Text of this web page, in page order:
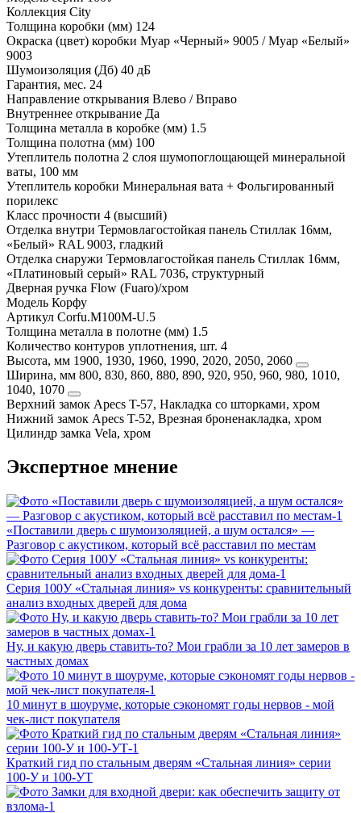
Коллекция City
Толщина коробки (мм) 124
Окраска (цвет) коробки Муар «Черный» 9005 / Муар «Белый»
9003
Шумоизоляция (Дб) 40 дБ
Гарантия, мес. 24
Направление открывания Влево / Вправо
Внутреннее открывание Да
Толщина металла в коробке (мм) 1.5
Толщина полотна (мм) 100
Утеплитель полотна 2 слоя шумопоглощающей минеральной
ваты, 100 мм
Утеплитель коробки Минеральная вата + Фольгированный
порилекс
Класс прочности 4 (высший)
Отделка внутри Термовлагостойкая панель Стиллак 16мм,
«Белый» RAL 9003, гладкий
Отделка снаружи Термовлагостойкая панель Стиллак 16мм,
«Платиновый серый» RAL 7036, структурный
Дверная ручка Flow (Fuaro)/хром
Модель Корфу
Артикул Corfu.M100M-U.5
Толщина металла в полотне (мм) 1.5
Количество контуров уплотнения, шт. 4
Высота, мм 1900, 1930, 1960, 1990, 2020, 2050, 2060
Ширина, мм 800, 830, 860, 880, 890, 920, 950, 960, 980, 1010,
1040, 1070
Верхний замок Apecs T-57, Накладка со шторками, хром
Нижний замок Apecs T-52, Врезная броненакладка, хром
Цилиндр замка Vela, хром
Экспертное мнение
«Поставили дверь с шумоизоляцией, а шум остался» —
Разговор с акустиком, который всё расставил по местам
Серия 100У «Стальная линия» vs конкуренты: сравнительный
анализ входных дверей для дома
Ну, и какую дверь ставить-то? Мои грабли за 10 лет замеров в
частных домах
10 минут в шоуруме, которые сэкономят годы нервов - мой
чек-лист покупателя
Краткий гид по стальным дверям «Стальная линия» серии
100‑У и 100‑УТ